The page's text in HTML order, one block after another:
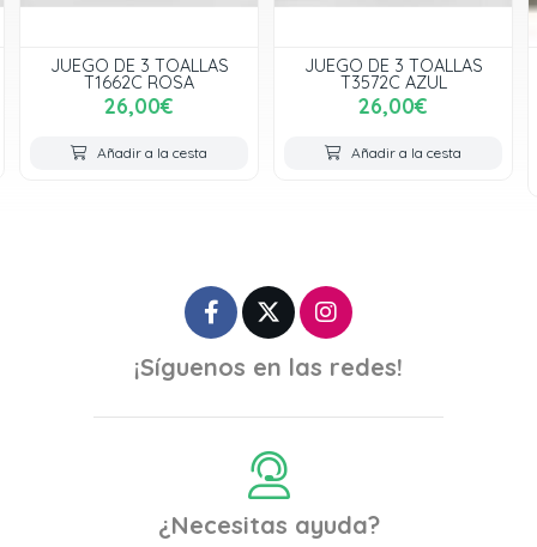
JUEGO DE 3 TOALLAS
T1662C ROSA
26,00€
Añadir a la cesta
JUEGO DE 3 TOALLAS
T3572C AZUL
26,00€
Añadir a la cesta
¡Síguenos en las redes!
¿Necesitas ayuda?